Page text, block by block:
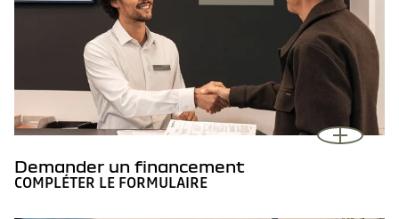
Demander un financement
COMPLÉTER LE FORMULAIRE